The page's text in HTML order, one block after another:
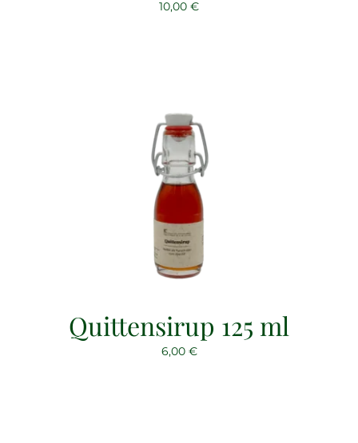
10,00 €
Quittensirup 125 ml
6,00 €